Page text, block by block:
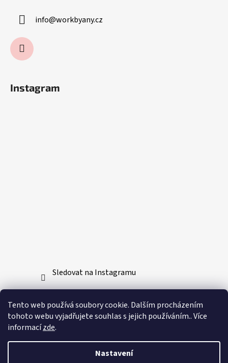
Tento web používá soubory cookie. Dalším procházením
tohoto webu vyjadřujete souhlas s jejich používáním.. Více
informacízde.
Nastavení
info@workbyany.cz
Instagram
Sledovat na Instagramu
Přijímáme online platby